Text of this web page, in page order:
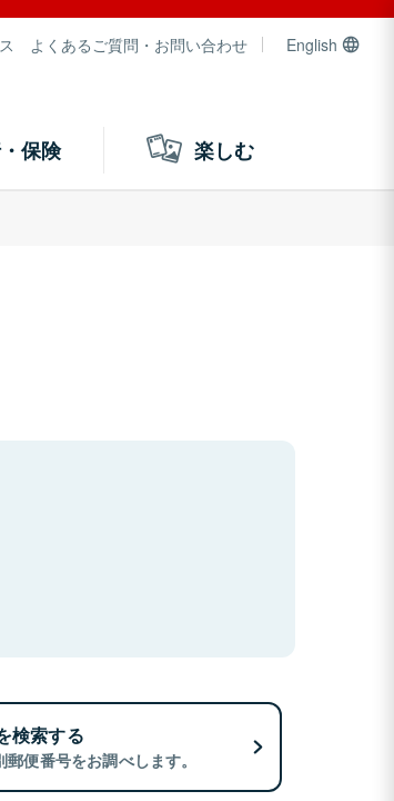
よくあるご質問・お問い合わせ English
保険 楽しむ
検索する
便番号をお調べします。